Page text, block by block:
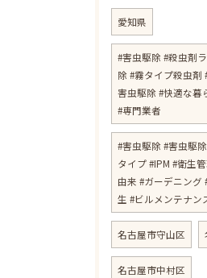
愛知県
#害虫駆除 #殺虫剤
除 #霧タイプ殺虫剤
害虫駆除 #快適な暮
#専門業者
#害虫駆除 #害虫駆
タイプ #IPM #衛生
由来 #ガーデニング
生 #ビルメンテナン
名古屋市守山区
名古屋市中村区